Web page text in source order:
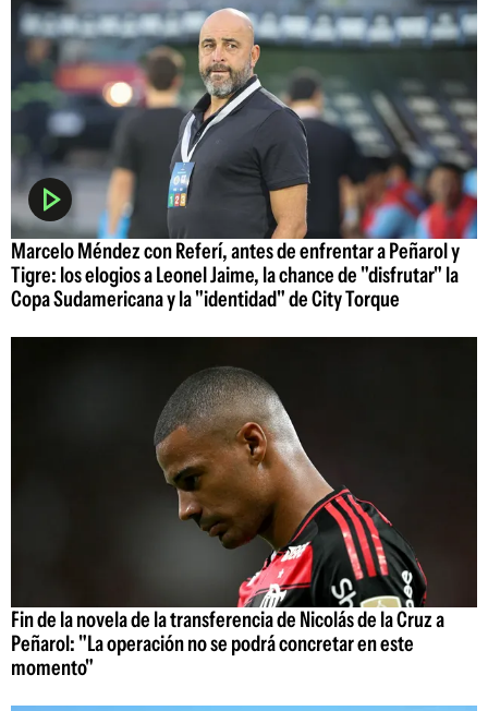
Marcelo Méndez con Referí, antes de enfrentar a Peñarol y
Tigre: los elogios a Leonel Jaime, la chance de "disfrutar" la
Copa Sudamericana y la "identidad" de City Torque
Fin de la novela de la transferencia de Nicolás de la Cruz a
Peñarol: "La operación no se podrá concretar en este
momento"